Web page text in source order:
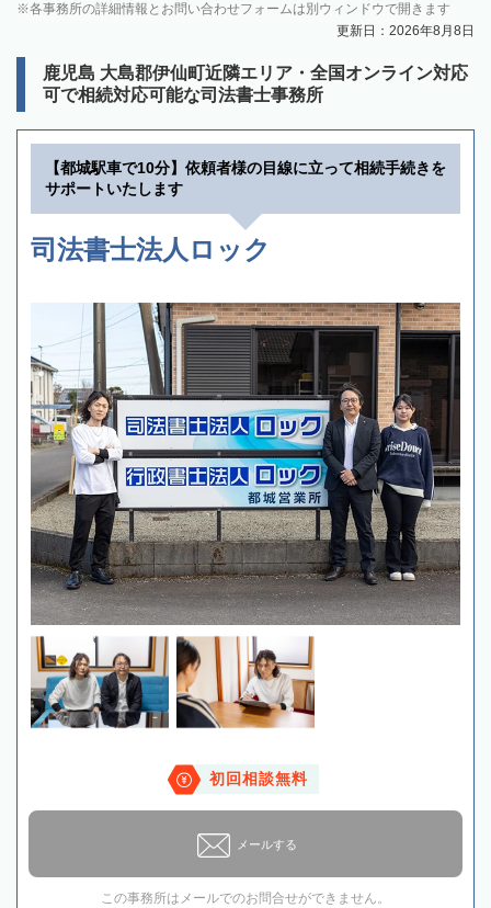
各事務所の詳細情報とお問い合わせフォームは別ウィンドウで開きます
更新日：2026年8月8日
鹿児島 大島郡伊仙町近隣エリア・全国オンライン対応
可で相続対応可能な司法書士事務所
【都城駅車で10分】依頼者様の目線に立って相続手続きを
サポートいたします
司法書士法人ロック
初回相談無料
メールする
この事務所はメールでのお問合せができません。